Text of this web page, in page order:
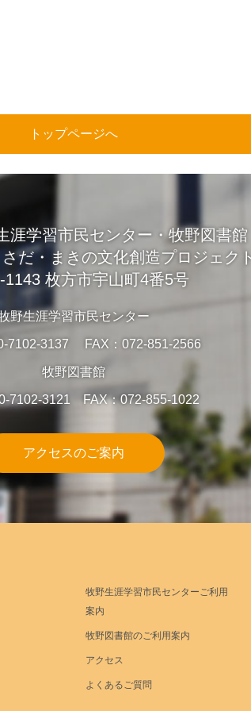
トップページへ
涯学習市民センター・牧野図書館
さだ・まきの文化創造プロジェク
1143 枚方市宇山町4番5号
野生涯学習市民センター
7102-3137 FAX：072-851-2566
牧野図書館
7102-3121 FAX：072-855-1022
アクセスのご案内
牧野生涯学習市民センターご利用
案内
牧野図書館のご利用案内
アクセス
よくあるご質問